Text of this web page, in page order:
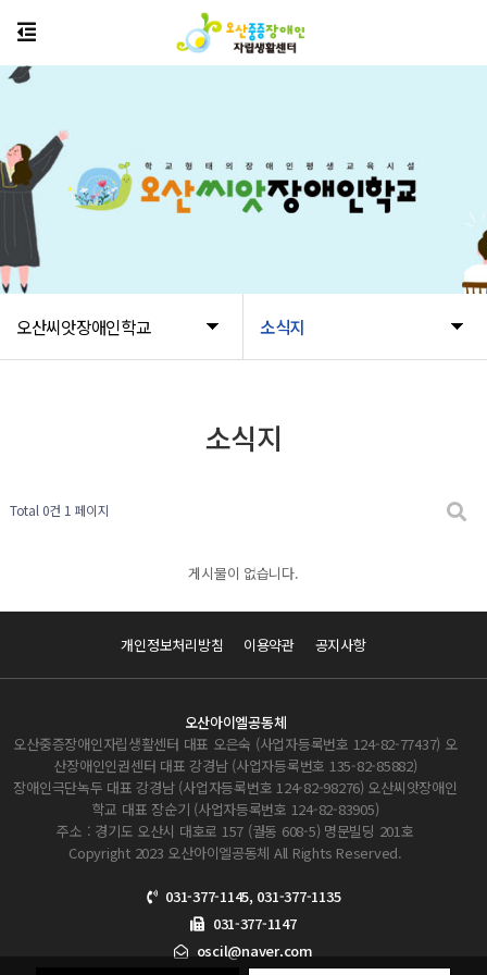
오산씨앗장애인학교 소식지
소식지
Total 0건 1 페이지
게시물이 없습니다.
개인정보처리방침 이용약관 공지사항
오산아이엘공동체
오산중증장애인자립생활센터 대표 오은숙 (사업자등록번호 124-82-77437) 오
산장애인인권센터 대표 강경남 (사업자등록번호 135-82-85882)
장애인극단녹두 대표 강경남 (사업자등록번호 124-82-98276) 오산씨앗장애인
학교 대표 장순기 (사업자등록번호 124-82-83905)
주소 : 경기도 오산시 대호로 157 (궐동 608-5) 명문빌딩 201호
Copyright 2023 오산아이엘공동체 All Rights Reserved.
031-377-1145, 031-377-1135
031-377-1147
oscil@naver.com